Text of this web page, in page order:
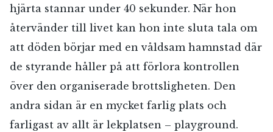
hjärta stannar under 40 sekunder. När hon
återvänder till livet kan hon inte sluta tala om
att döden börjar med en våldsam hamnstad där
de styrande håller på att förlora kontrollen
över den organiserade brottsligheten. Den
andra sidan är en mycket farlig plats och
farligast av allt är lekplatsen – playground.